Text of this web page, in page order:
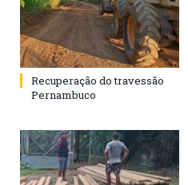
Recuperação do travessão
Pernambuco